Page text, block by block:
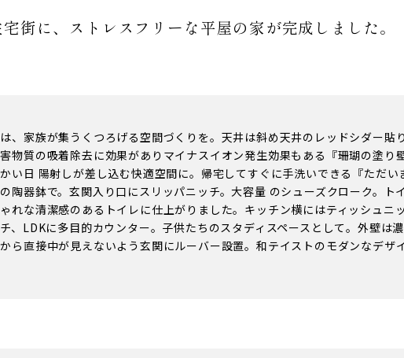
街に、ストレスフリーな平屋の家が完成しました。
、家族が集うくつろげる空間づくりを。天井は斜め天井のレッドシダー貼
物質の吸着除去に効果がありマイナスイオン発生効果もある『珊瑚の塗り
い日 陽射しが差し込む快適空間に。帰宅してすぐに手洗いできる『ただい
陶器鉢で。玄関入り口にスリッパニッチ。大容量 のシューズクローク。ト
れな清潔感のあるトイレに仕上がりました。キッチン横にはティッシュニ
、LDKに多目的カウンター。子供たちのスタディスペースとして。外壁は
ら直接中が見えないよう玄関にルーバー設置。和テイストのモダンなデザイ